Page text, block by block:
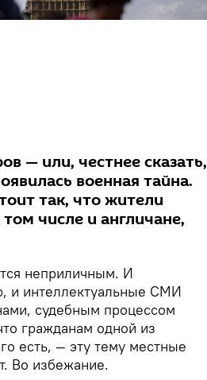
— или, честнее сказать,
военная тайна.
так, что жители
числе и англичане,
неприличным. И
и интеллектуальные СМИ
судебным процессом
гражданам одной из
есть, — эту тему местные
Во избежание.